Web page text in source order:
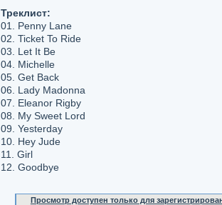
Треклист:
01. Penny Lane
02. Ticket To Ride
03. Let It Be
04. Michelle
05. Get Back
06. Lady Madonna
07. Eleanor Rigby
08. My Sweet Lord
09. Yesterday
10. Hey Jude
11. Girl
12. Goodbye
Просмотр доступен только для